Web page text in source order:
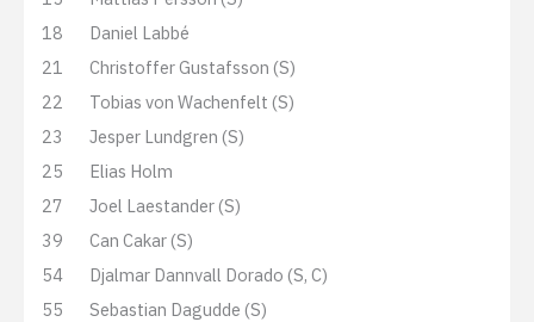
18
Daniel Labbé
21
Christoffer Gustafsson (S)
22
Tobias von Wachenfelt (S)
23
Jesper Lundgren (S)
25
Elias Holm
27
Joel Laestander (S)
39
Can Cakar (S)
54
Djalmar Dannvall Dorado (S, C)
55
Sebastian Dagudde (S)